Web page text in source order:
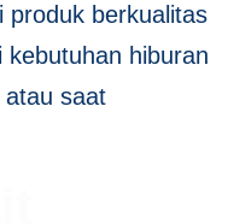
produk berkualitas
hiburan
atau saat